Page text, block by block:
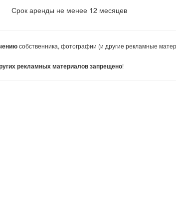
Срок аренды не менее 12 месяцев
собственника, фотографии (и другие рекламные
рекламных материалов запрещено!